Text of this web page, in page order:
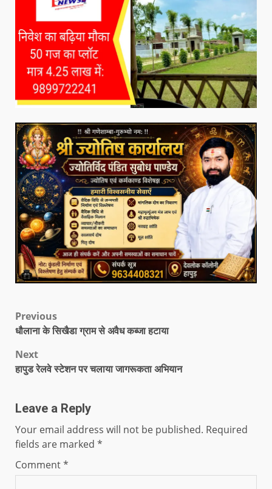
Previous
धौलाना के सिखैडा ग्राम से अवैध कब्जा हटाया
Next
हापुड रेलवे स्टेशन पर चलाया जागरूकता अभियान
Leave a Reply
Your email address will not be published. Required
fields are marked *
Comment*